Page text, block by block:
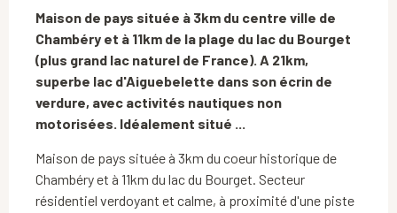
Maison de pays située à 3km du centre ville de
Chambéry et à 11km de la plage du lac du Bourget
(plus grand lac naturel de France). A 21km,
superbe lac d'Aiguebelette dans son écrin de
verdure, avec activités nautiques non
motorisées. Idéalement situé ...
Maison de pays située à 3km du coeur historique de
Chambéry et à 11km du lac du Bourget. Secteur
résidentiel verdoyant et calme, à proximité d'une piste